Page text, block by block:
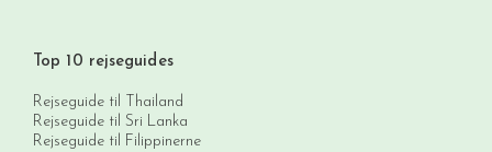
Top 10 rejseguides
Rejseguide til Thailand
Rejseguide til Sri Lanka
Rejseguide til Filippinerne